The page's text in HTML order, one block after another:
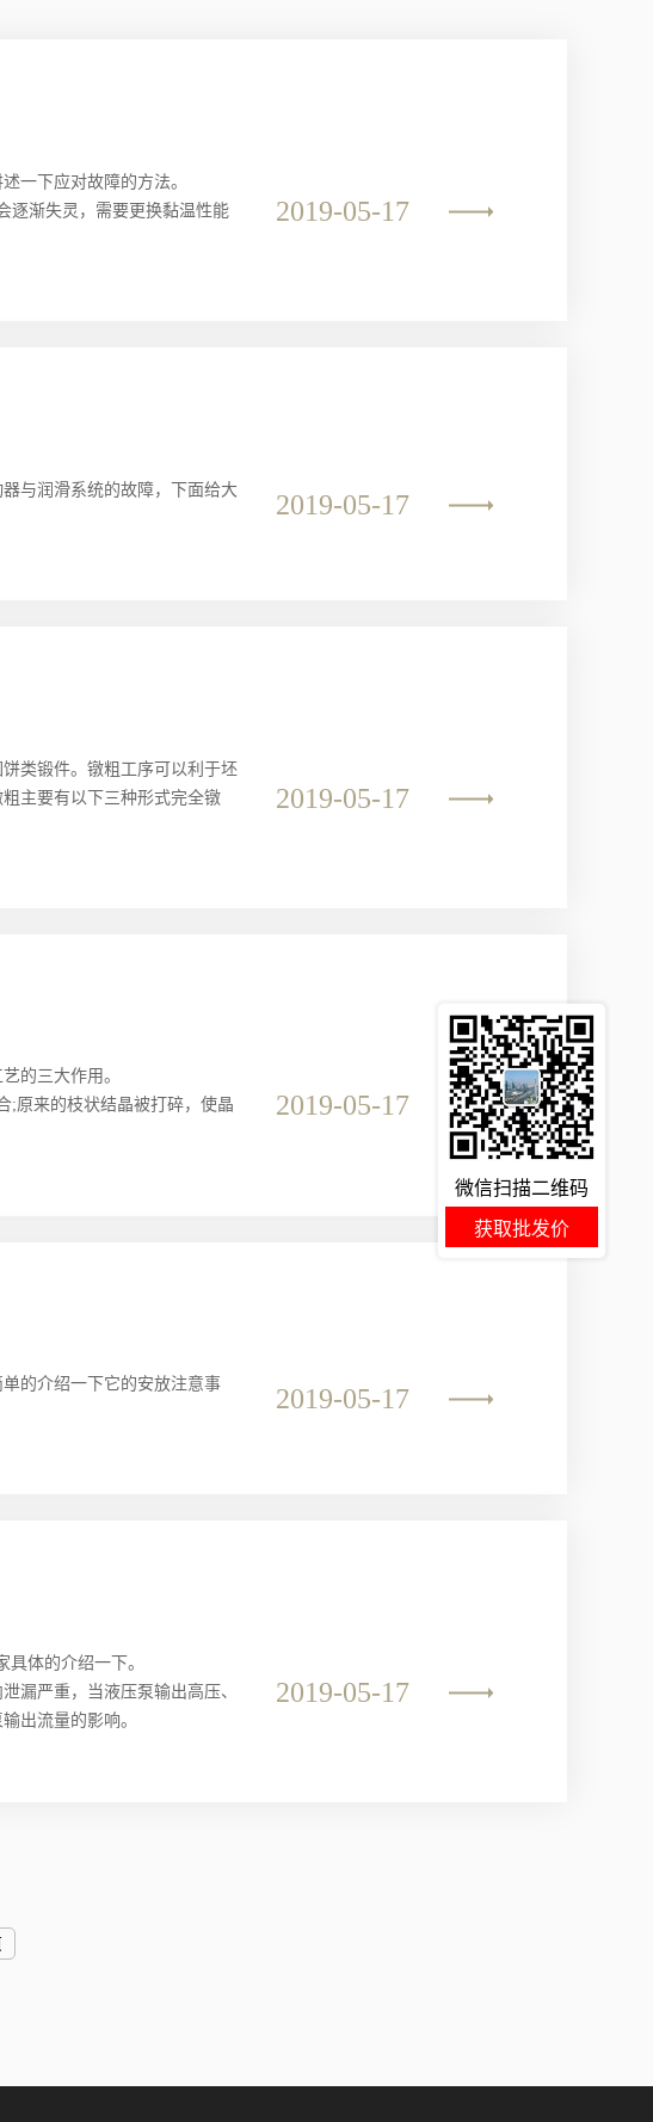
一下应对故障的方法。
逐渐失灵，需要更换黏温性能
2019-05-17
与润滑系统的故障，下面给大
2019-05-17
类锻件。镦粗工序可以利于坯
主要有以下三种形式完全镦
2019-05-17
的三大作用。
;原来的枝状结晶被打碎，使晶
2019-05-17
的介绍一下它的安放注意事
2019-05-17
体的介绍一下。
漏严重，当液压泵输出高压、
出流量的影响。
2019-05-17
微信扫描二维码
获取批发价